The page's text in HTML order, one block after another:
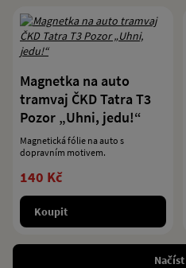
Magnetka na auto
tramvaj ČKD Tatra T3
Pozor „Uhni, jedu!“
Magnetická fólie na auto s
dopravním motivem.
140 Kč
Koupit